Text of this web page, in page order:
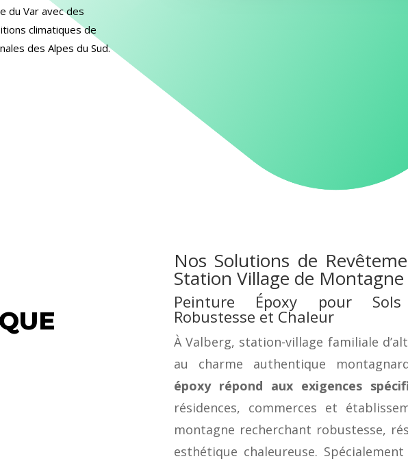
du Var avec des
climatiques de
des Alpes du Sud.
Nos Solutions de
Station Village de Montagne
Peinture Époxy pour
Robustesse et Chaleur
À Valberg, station-village familiale
au charme authentique
époxy répond aux exigences
résidences, commerces et
montagne recherchant robustesse,
esthétique chaleureuse.